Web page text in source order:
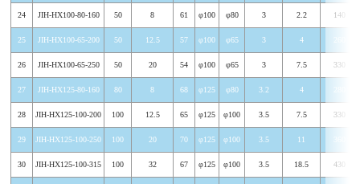
24 JIH-HX100-80-160 50 8 61 φ100 φ80 3 2.2 140
25 JIH-HX100-65-200 50 12.5 57 φ100 φ65 3 4
26 JIH-HX100-65-250 50 20 54 φ100 φ65 3 7.5 330
27 JIH-HX125-80-160 80 8 68 φ125 φ80 3.2 4
28 JIH-HX125-100-200 100 12.5 65 φ125 φ100 3.5 7.5 330
29 JIH-HX125-100-250 100 20 70 φ125 φ100 3.5 11
30 JIH-HX125-100-315 100 32 67 φ125 φ100 3.5 18.5 430